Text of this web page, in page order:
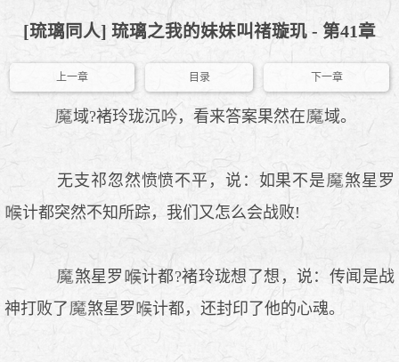
[琉璃同人] 琉璃之我的妹妹叫禇璇玑 - 第41章
上一章 目录 下一章
域?褚玲珑沉 ，看来答案果然在 域。
无支祁忽然愤愤不平，说：如果不是
煞星罗
计都突然不知所踪，我们又怎么会战败!
煞星罗
计都?褚玲珑想了想，说：传闻是战
神打败了
煞星罗 计都，还封印了他的心魂。